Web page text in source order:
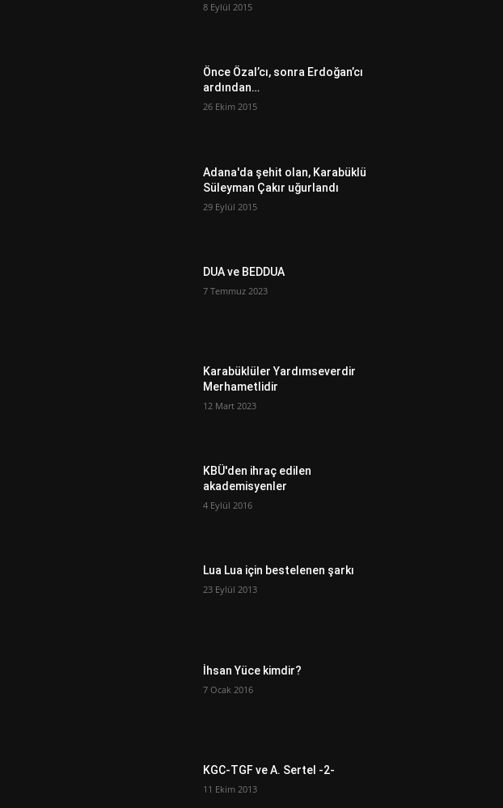
8 Eylül 2015
Önce Özal’cı, sonra Erdoğan’cı
ardından…
26 Ekim 2015
Adana'da şehit olan, Karabüklü
Süleyman Çakır uğurlandı
29 Eylül 2015
DUA ve BEDDUA
7 Temmuz 2023
Karabüklüler Yardımseverdir
Merhametlidir
12 Mart 2023
KBÜ'den ihraç edilen
akademisyenler
4 Eylül 2016
Lua Lua için bestelenen şarkı
23 Eylül 2013
İhsan Yüce kimdir?
7 Ocak 2016
KGC-TGF ve A. Sertel -2-
11 Ekim 2013